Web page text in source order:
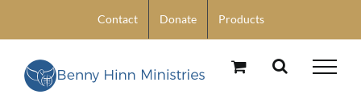
content
Contact Donate Products